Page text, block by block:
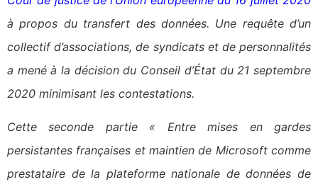
à propos du transfert des données. Une requête d’un
collectif d’associations, de syndicats et de personnalités
a mené à la décision du Conseil d’État du 21 septembre
2020 minimisant les contestations.
Cette seconde partie « Entre mises en gardes
persistantes françaises et maintien de Microsoft comme
prestataire de la plateforme nationale de données de